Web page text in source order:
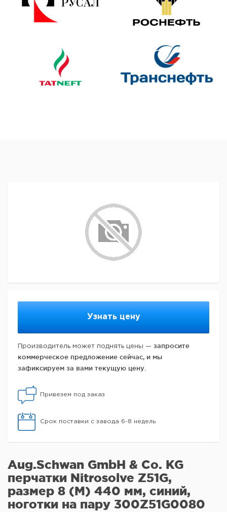
Узнать цену
Производитель может поднять цены — запросите
коммерческое предложение сейчас, и мы
зафиксируем за вами текущую цену.
Привезем под заказ
Срок поставки с завода 6-8 недель
Aug.Schwan GmbH & Co. KG
перчатки Nitrosolve Z51G,
размер 8 (M) 440 мм, синий,
ноготки на пару 300Z51G0080